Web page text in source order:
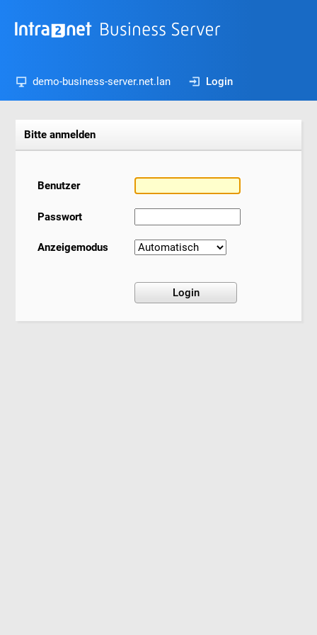
demo-business-server.net.lan Login
Bitte anmelden
Benutzer
Passwort
Anzeigemodus